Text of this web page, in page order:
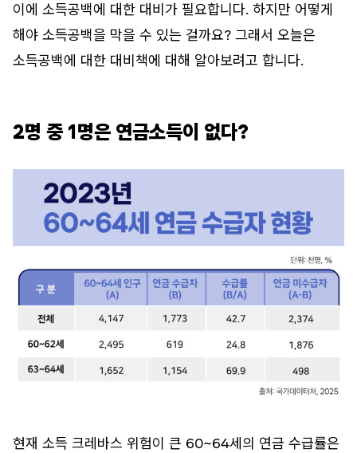
이에 소득공백에 대한 대비가 필요합니다. 하지만 어떻게
해야 소득공백을 막을 수 있는 걸까요? 그래서 오늘은
소득공백에 대한 대비책에 대해 알아보려고 합니다.
2명 중 1명은 연금소득이 없다?
현재 소득 크레바스 위험이 큰 60~64세의 연금 수급률은